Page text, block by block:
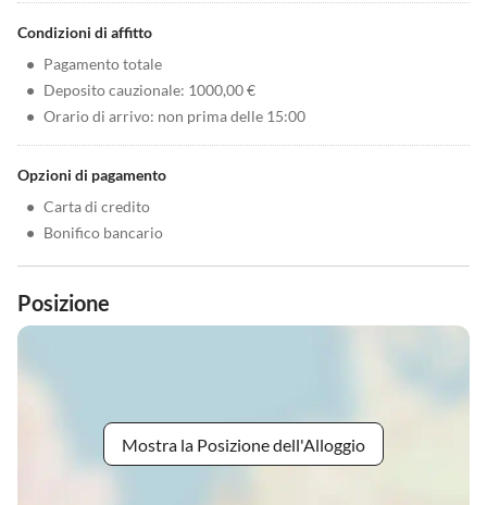
Condizioni di affitto
• Pagamento totale
• Deposito cauzionale: 1000,00 €
• Orario di arrivo: non prima delle 15:00
Opzioni di pagamento
• Carta di credito
• Bonifico bancario
Posizione
Mostra la Posizione dell'Alloggio